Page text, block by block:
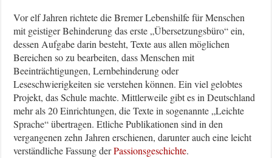
Vor elf Jahren richtete die Bremer Lebenshilfe für Menschen
mit geistiger Behinderung das erste „Übersetzungsbüro“ ein,
dessen Aufgabe darin besteht, Texte aus allen möglichen
Bereichen so zu bearbeiten, dass Menschen mit
Beeinträchtigungen, Lernbehinderung oder
Leseschwierigkeiten sie verstehen können. Ein viel gelobtes
Projekt, das Schule machte. Mittlerweile gibt es in Deutschland
mehr als 20 Einrichtungen, die Texte in sogenannte „Leichte
Sprache“ übertragen. Etliche Publikationen sind in den
vergangenen zehn Jahren erschienen, darunter auch eine leicht
verständliche Fassung derPassionsgeschichte.